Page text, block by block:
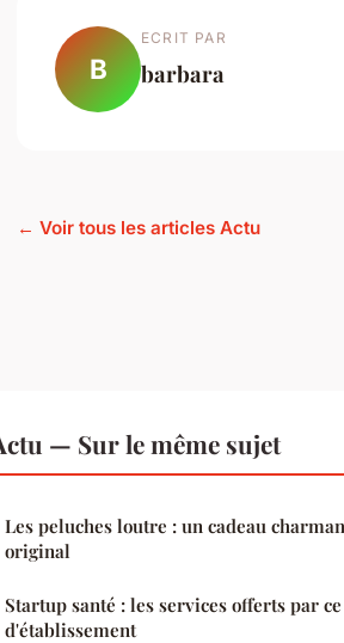
B
ECRIT PAR
barbara
← Voir tous les articles Actu
— Sur le même sujet
Les peluches loutre : un cadeau
original
Startup santé : les services offerts par
d'établissement